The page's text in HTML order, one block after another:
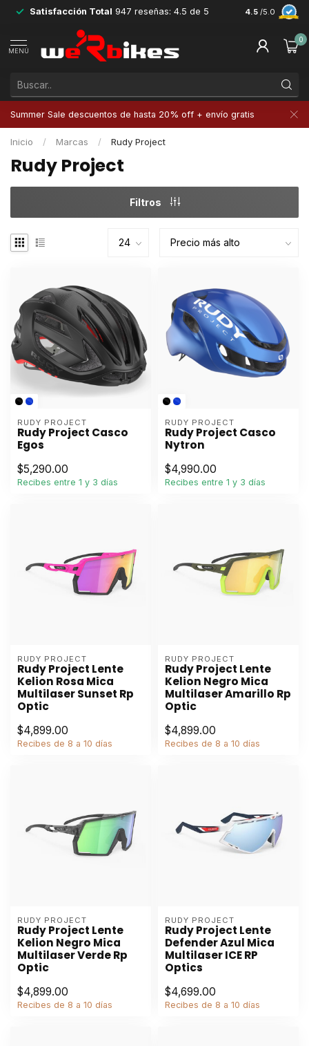
Satisfacción Total 947 reseñas: 4.5 de 5 4.5 /5.0
MENÚ
0
Summer Sale descuentos de hasta 20% off + envío gratis
Inicio / Marcas / Rudy Project
Rudy Project
Filtros
RUDY PROJECT
Rudy Project Casco
Egos
$5,290.00
Recibes entre 1 y 3 días
RUDY PROJECT
Rudy Project Casco
Nytron
$4,990.00
Recibes entre 1 y 3 días
RUDY PROJECT
Rudy Project Lente
Kelion Rosa Mica
Multilaser Sunset Rp
Optic
$4,899.00
Recibes de 8 a 10 días
RUDY PROJECT
Rudy Project Lente
Kelion Negro Mica
Multilaser Amarillo Rp
Optic
$4,899.00
Recibes de 8 a 10 días
RUDY PROJECT
Rudy Project Lente
Kelion Negro Mica
Multilaser Verde Rp
Optic
$4,899.00
Recibes de 8 a 10 días
RUDY PROJECT
Rudy Project Lente
Defender Azul Mica
Multilaser ICE RP
Optics
$4,699.00
Recibes de 8 a 10 días